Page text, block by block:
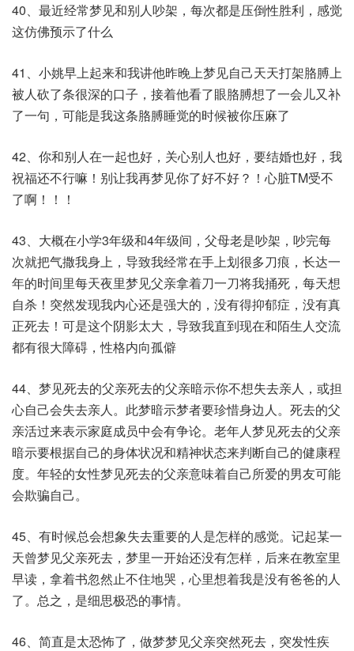
40、最近经常梦见和别人吵架，每次都是压倒性胜利，感觉
这仿佛预示了什么​
41、小姚早上起来和我讲他昨晚上梦见自己天天打架胳膊上
被人砍了条很深的口子，接着他看了眼胳膊想了一会儿又补
了一句，可能是我这条胳膊睡觉的时候被你压麻了
42、你和别人在一起也好，关心别人也好，要结婚也好，我
祝福还不行嘛！别让我再梦见你了好不好？！心脏TM受不
了啊！！！​
43、大概在小学3年级和4年级间，父母老是吵架，吵完每
次就把气撒我身上，导致我经常在手上划很多刀痕，长达一
年的时间里每天夜里梦见父亲拿着刀一刀将我捅死，每天想
自杀！突然发现我内心还是强大的，没有得抑郁症，没有真
正死去！可是这个阴影太大，导致我直到现在和陌生人交流
都有很大障碍，性格内向孤僻​
44、梦见死去的父亲死去的父亲暗示你不想失去亲人，或担
心自己会失去亲人。此梦暗示梦者要珍惜身边人。死去的父
亲活过来表示家庭成员中会有争论。老年人梦见死去的父亲
暗示要根据自己的身体状况和精神状态来判断自己的健康程
度。年轻的女性梦见死去的父亲意味着自己所爱的男友可能
会欺骗自己。​
45、有时候总会想象失去重要的人是怎样的感觉。记起某一
天曾梦见父亲死去，梦里一开始还没有怎样，后来在教室里
早读，拿着书忽然止不住地哭，心里想着我是没有爸爸的人
了。总之，是细思极恐的事情。
46、简直是太恐怖了，做梦梦见父亲突然死去，突发性疾